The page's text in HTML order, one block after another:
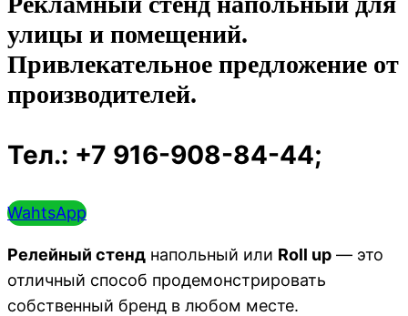
улицы и помещений.
Привлекательное предложение от
производителей.
Тел.: +7 916-908-84-44;
WahtsApp
Релейный стенд напольный или Roll up — это
отличный способ продемонстрировать
собственный бренд в любом месте.